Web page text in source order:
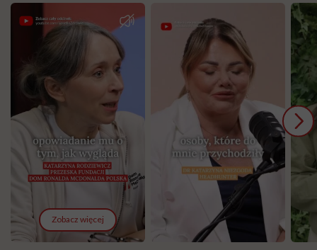
Zobacz więcej